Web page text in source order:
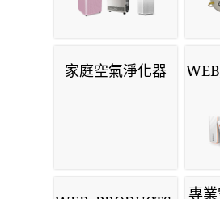
家庭空氣淨化器
專